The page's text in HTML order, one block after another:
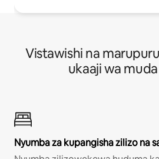
Vistawishi na
ukaaji wa
Nyumba za kupangisha zilizo na